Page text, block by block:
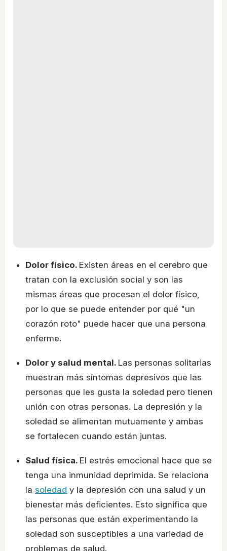
Dolor físico. Existen áreas en el cerebro que
tratan con la exclusión social y son las
mismas áreas que procesan el dolor físico,
por lo que se puede entender por qué "un
corazón roto" puede hacer que una persona
enferme.
Dolor y salud mental. Las personas solitarias
muestran más síntomas depresivos que las
personas que les gusta la soledad pero tienen
unión con otras personas. La depresión y la
soledad se alimentan mutuamente y ambas
se fortalecen cuando están juntas.
Salud física. El estrés emocional hace que se
tenga una inmunidad deprimida. Se relaciona
la soledad y la depresión con una salud y un
bienestar más deficientes. Esto significa que
las personas que están experimentando la
soledad son susceptibles a una variedad de
problemas de salud.